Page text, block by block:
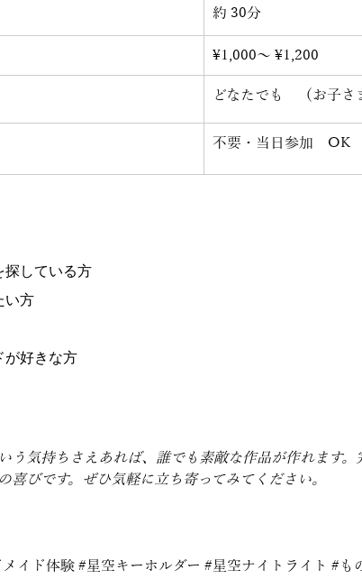
約 30分
¥1,000～ ¥1,200
どなたでも　（お子さ
不要・当日参加　OK
探している方
い方
が好きな方
う気持ちさえあれば、誰でも素敵な作品が作れます
喜びです。ぜひ気軽に立ち寄ってみてください。
イド体験 #星空キーホルダー #星空ナイトライト #も